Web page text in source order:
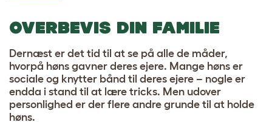
OVERBEVIS DIN FAMILIE
Dernæst er det tid til at se på alle de måder,
hvorpå høns gavner deres ejere. Mange høns er
sociale og knytter bånd til deres ejere – nogle er
endda i stand til at lære tricks. Men udover
personlighed er der flere andre grunde til at holde
høns.